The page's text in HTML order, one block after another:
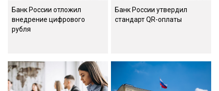
Банк России отложил
внедрение цифрового
рубля
Банк России утвердил
стандарт QR-оплаты